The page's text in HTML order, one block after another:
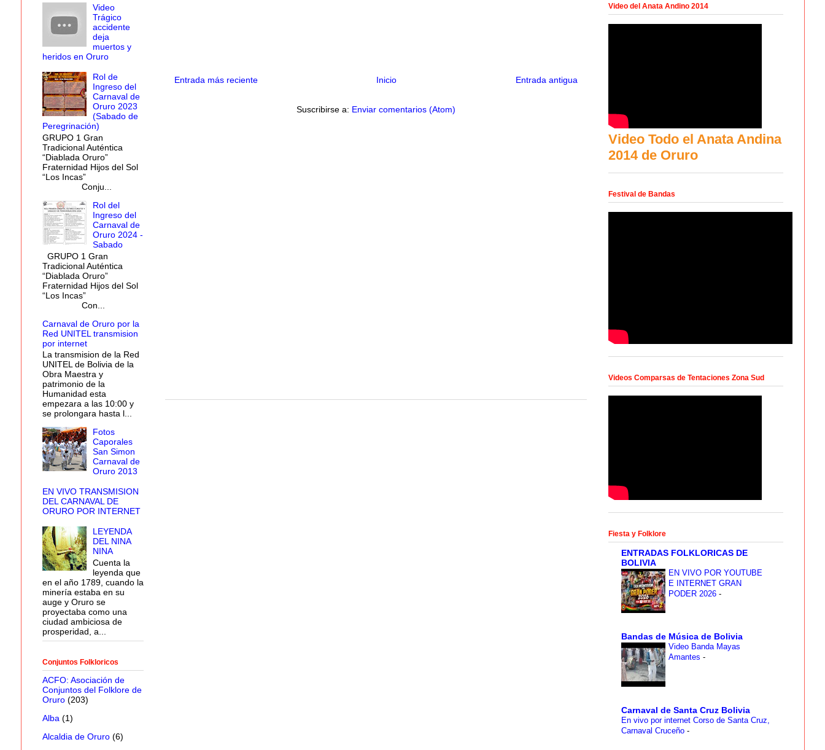
Entrada más reciente Entrada antigua
Inicio
Suscribirse a: Enviar comentarios (Atom)
Video
Trágico
accidente
deja
muertos y
heridos en Oruro
Rol de
Ingreso del
Carnaval de
Oruro 2023
(Sabado de
Peregrinación)
GRUPO 1 Gran
Tradicional Auténtica
“Diablada Oruro”
Fraternidad Hijos del Sol
“Los Incas”
Conju...
Rol del
Ingreso del
Carnaval de
Oruro 2024 -
Sabado
GRUPO 1 Gran
Tradicional Auténtica
“Diablada Oruro”
Fraternidad Hijos del Sol
“Los Incas”
Con...
Carnaval de Oruro por la
Red UNITEL transmision
por internet
La transmision de la Red
UNITEL de Bolivia de la
Obra Maestra y
patrimonio de la
Humanidad esta
empezara a las 10:00 y
se prolongara hasta l...
Fotos
Caporales
San Simon
Carnaval de
Oruro 2013
EN VIVO TRANSMISION
DEL CARNAVAL DE
ORURO POR INTERNET
LEYENDA
DEL NINA
NINA
Cuenta la
leyenda que
en el año 1789, cuando la
minería estaba en su
auge y Oruro se
proyectaba como una
ciudad ambiciosa de
prosperidad, a...
Conjuntos Folkloricos
ACFO: Asociación de
Conjuntos del Folklore de
Oruro (203)
Alba (1)
Alcaldia de Oruro (6)
Video del Anata Andino 2014
Video Todo el Anata Andina
2014 de Oruro
Festival de Bandas
Videos Comparsas de Tentaciones Zona Sud
Fiesta y Folklore
ENTRADAS FOLKLORICAS DE
BOLIVIA
EN VIVO POR YOUTUBE
E INTERNET GRAN
PODER 2026 -
Bandas de Música de Bolivia
Video Banda Mayas
Amantes -
Carnaval de Santa Cruz Bolivia
En vivo por internet Corso de Santa Cruz,
Carnaval Cruceño -